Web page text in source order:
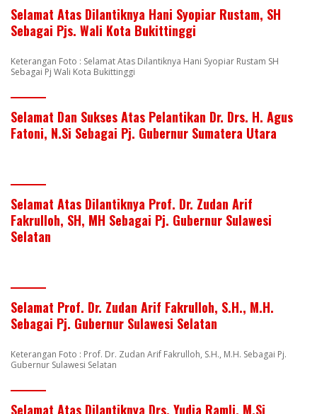
Selamat Atas Dilantiknya Hani Syopiar Rustam, SH
Sebagai Pjs. Wali Kota Bukittinggi
Keterangan Foto : Selamat Atas Dilantiknya Hani Syopiar Rustam SH
Sebagai Pj Wali Kota Bukittinggi
Selamat Dan Sukses Atas Pelantikan Dr. Drs. H. Agus
Fatoni, N.Si Sebagai Pj. Gubernur Sumatera Utara
Selamat Atas Dilantiknya Prof. Dr. Zudan Arif
Fakrulloh, SH, MH Sebagai Pj. Gubernur Sulawesi
Selatan
Selamat Prof. Dr. Zudan Arif Fakrulloh, S.H., M.H.
Sebagai Pj. Gubernur Sulawesi Selatan
Keterangan Foto : Prof. Dr. Zudan Arif Fakrulloh, S.H., M.H. Sebagai Pj.
Gubernur Sulawesi Selatan
Selamat Atas Dilantiknya Drs. Yudia Ramli, M.Si